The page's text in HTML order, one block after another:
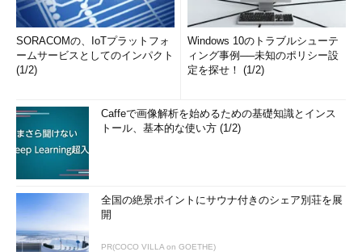
SORACOMの、IoTプラットフォ
ームサービスとしてのインパクト
(1/2)
Windows 10のトラブルシューテ
ィング事例──未知のポリシー設
定を探せ！ (1/2)
Caffeで画像解析を始めるための基礎知識とインス
トール、基本的な使い方 (1/2)
全国の絶景ポイントにサウナ付きのシェア別荘を展
開
PR(COCO VILLA on GOETHE)